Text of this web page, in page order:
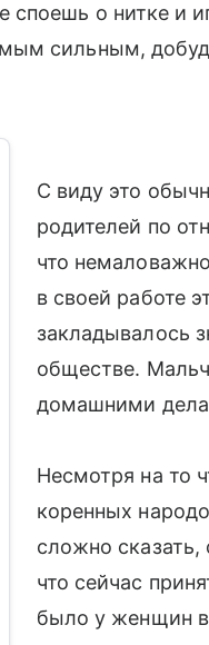
споешь о нитке и
сильным,
С виду это
родителей по
что
в своей работе
закладывалось
обществе.
домашними
Несмотря на то
коренных
сложно
что сейчас
было у женщин